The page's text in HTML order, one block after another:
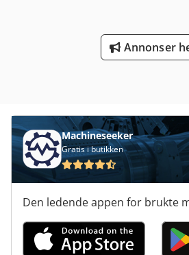
Annonser
Machineseeker
Gratis i butikken
Den ledende appen for brukte